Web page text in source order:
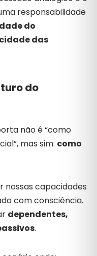
responsabilidade
do
das
do
nãoé “como
mas sim: como
nossas capacidades
comconsciência.
dependentes,
.